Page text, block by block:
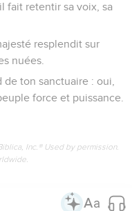
fait retentir sa voix, sa
resplendit sur
nuées.
ton sanctuaire : oui,
force et puissance.
Inc.® Used by permission.